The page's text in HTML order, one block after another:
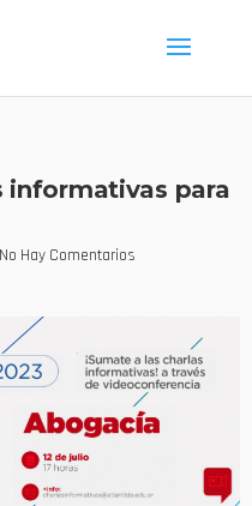
informativas para
No Hay Comentarios